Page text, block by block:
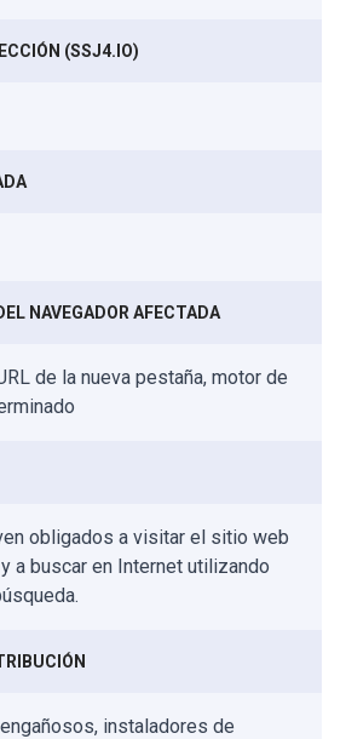
(SSJ4.IO)
NAVEGADOR AFECTADA
de la nueva pestaña, motor de
obligados a visitar el sitio web
a buscar en Internet utilizando
instaladores de